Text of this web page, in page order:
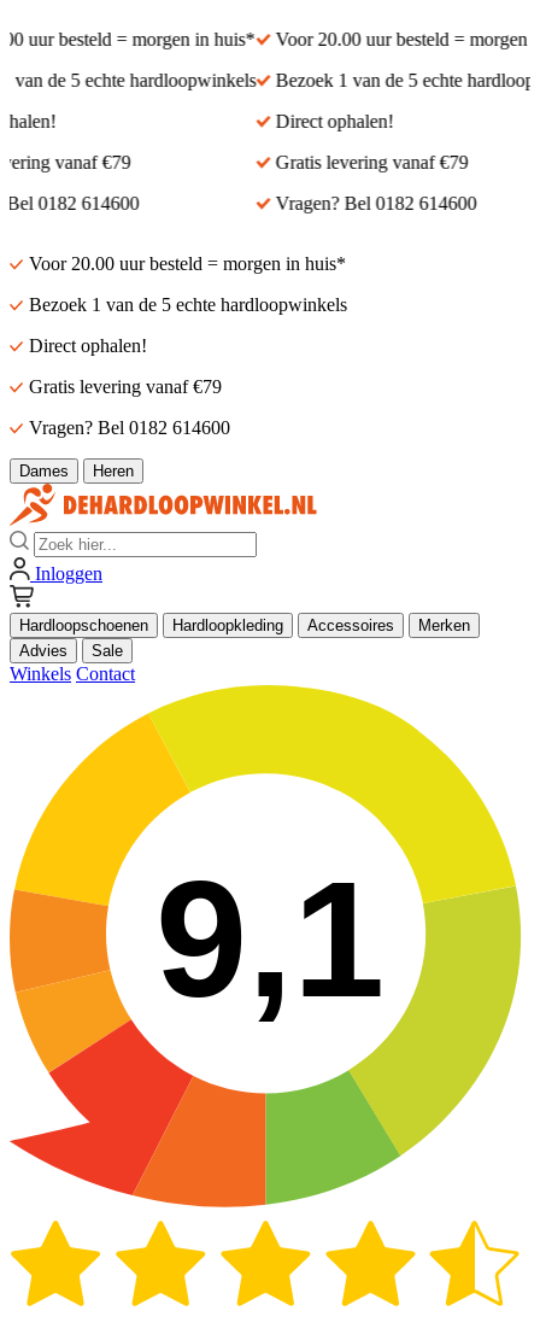
uur besteld = morgen in huis*
van de 5 echte hardloopwinkels
vanaf €79
0182 614600
Voor 20.00 uur besteld = morgen
Bezoek 1 van de 5 echte
Direct ophalen!
Gratis levering vanaf €79
Vragen? Bel 0182 614600
Voor 20.00 uur besteld = morgen in huis*
Bezoek 1 van de 5 echte hardloopwinkels
Direct ophalen!
Gratis levering vanaf €79
Vragen? Bel 0182 614600
Dames Heren
Zoek
Inloggen
Hardloopschoenen Hardloopkleding Accessoires
Merken
Advies
Sale
Winkels Contact
9,1